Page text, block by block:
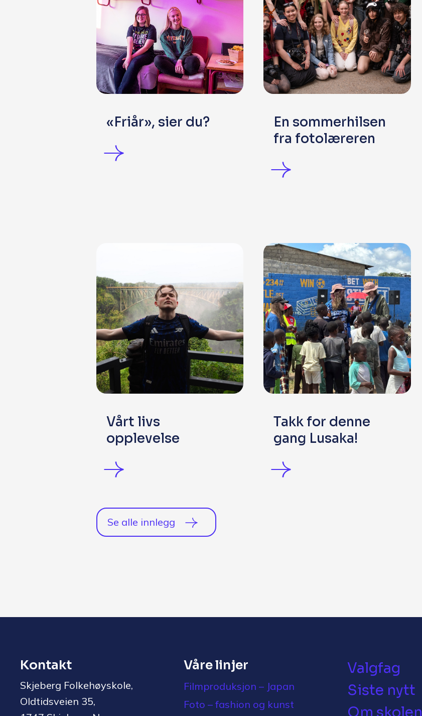
«Friår», sier du?
En sommerhilsen
fra fotolæreren
Vårt livs
opplevelse
Takk for denne
gang Lusaka!
Se alle innlegg
Kontakt
Skjeberg Folkehøyskole,
Oldtidsveien 35,
Våre linjer
Filmproduksjon – Japan
Foto – fashion og kunst
Valgfag
Siste nytt
Om skolen